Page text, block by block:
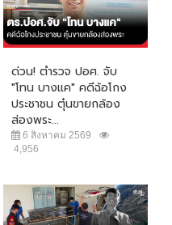
ด่วน! ตำรวจ ปอศ. จับ
"โทน บางแค" คดีฉ้อโกง
ประชาชน ตุ๋นขายกล้อง
ส่องพระ...
6 สิงหาคม 2569
4,956